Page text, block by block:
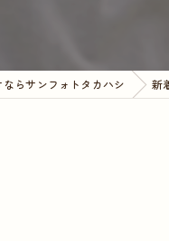
らサンフォトタカハシ 新